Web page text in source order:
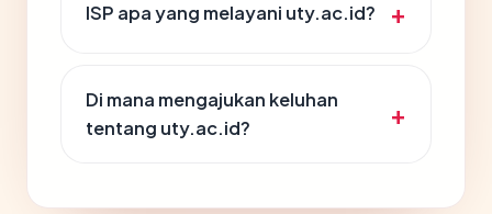
ISP apa yang melayani uty.ac.id?
Di mana mengajukan keluhan
tentang uty.ac.id?